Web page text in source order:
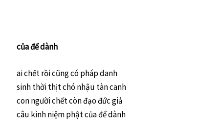
của để dành
ai chết rồi cũng có pháp danh
sinh thời thịt chó nhậu tàn canh
con người chết còn đạo đức giả
câu kinh niệm phật của để dành